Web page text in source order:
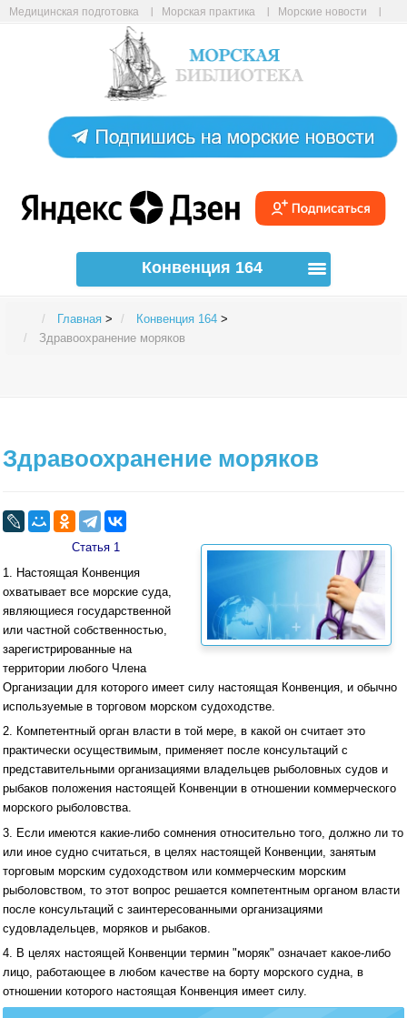
Медицинская подготовка Морская практика
Морские новости
Авиабилеты онлайн
Конвенция 164
Главная > Конвенция 164 >
Здравоохранение моряков
Здравоохранение моряков
Статья 1
1. Настоящая Конвенция
охватывает все морские суда,
являющиеся государственной
или частной собственностью,
зарегистрированные на
территории любого Члена
Организации для которого имеет силу настоящая Конвенция, и обычно
используемые в торговом морском судоходстве.
2. Компетентный орган власти в той мере, в какой он считает это
практически осуществимым, применяет после консультаций с
представительными организациями владельцев рыболовных судов и
рыбаков положения настоящей Конвенции в отношении коммерческого
морского рыболовства.
3. Если имеются какие-либо сомнения относительно того, должно ли то
или иное судно считаться, в целях настоящей Конвенции, занятым
торговым морским судоходством или коммерческим морским
рыболовством, то этот вопрос решается компетентным органом власти
после консультаций с заинтересованными организациями
судовладельцев, моряков и рыбаков.
4. В целях настоящей Конвенции термин "моряк" означает какое-либо
лицо, работающее в любом качестве на борту морского судна, в
отношении которого настоящая Конвенция имеет силу.